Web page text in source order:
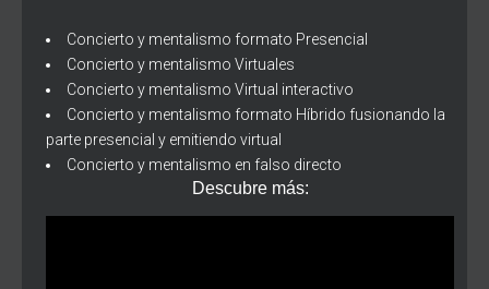
Concierto y mentalismo formato Presencial
Concierto y mentalismo Virtuales
Concierto y mentalismo Virtual interactivo
Concierto y mentalismo formato Híbrido fusionando la
parte presencial y emitiendo virtual
Concierto y mentalismo en falso directo
Descubre más: